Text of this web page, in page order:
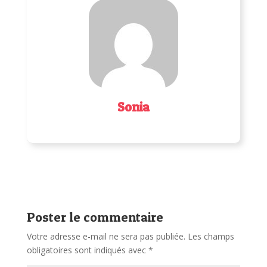
Sonia
Poster le commentaire
Votre adresse e-mail ne sera pas publiée. Les champs
obligatoires sont indiqués avec *